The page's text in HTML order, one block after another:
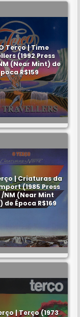
Terço | Time
(1992 Press
(Near Mint) de
R$159
| Criaturas da
(1985 Press
/NM (Near Mint
de Época R$169
| Terço (1973